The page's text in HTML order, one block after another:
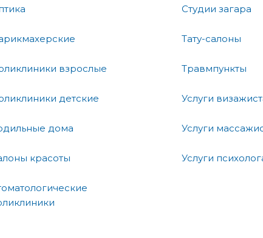
взрослые
детские
дома
красоты
Студии загара
Тату-салоны
Травмпункты
Услуги
Услуги
Услуги